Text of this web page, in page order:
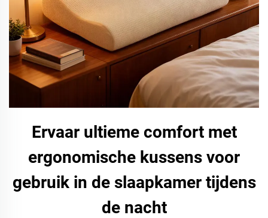
Ervaar ultieme comfort met
ergonomische kussens voor
gebruik in de slaapkamer tijdens
de nacht